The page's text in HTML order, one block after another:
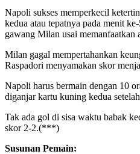
Napoli sukses memperkecil
kedua atau tepatnya pada menit
gawang Milan usai
Milan gagal mempertahankan
Raspadori menyamakan skor
Napoli harus bermain dengan 10
diganjar kartu kuning kedua
Tak ada gol di sisa waktu babak
skor 2-2.(***)
Susunan Pemain: